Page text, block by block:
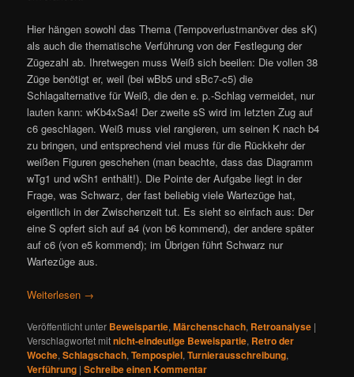
Hier hängen sowohl das Thema (Tempoverlustmanöver des sK)
als auch die thematische Verführung von der Festlegung der
Zügezahl ab. Ihretwegen muss Weiß sich beeilen: Die vollen 38
Züge benötigt er, weil (bei wBb5 und sBc7-c5) die
Schlagalternative für Weiß, die den e. p.-Schlag vermeidet, nur
lauten kann: wKb4xSa4! Der zweite sS wird im letzten Zug auf
c6 geschlagen. Weiß muss viel rangieren, um seinen K nach b4
zu bringen, und entsprechend viel muss für die Rückkehr der
weißen Figuren geschehen (man beachte, dass das Diagramm
wTg1 und wSh1 enthält!). Die Pointe der Aufgabe liegt in der
Frage, was Schwarz, der fast beliebig viele Wartezüge hat,
eigentlich in der Zwischenzeit tut. Es sieht so einfach aus: Der
eine S opfert sich auf a4 (von b6 kommend), der andere später
auf c6 (von e5 kommend); im Übrigen führt Schwarz nur
Wartezüge aus.
Weiterlesen →
Veröffentlicht unter Beweispartie,Märchenschach, Retroanalyse |
Verschlagwortet mitnicht-eindeutige Beweispartie, Retro der
Woche,Schlagschach,Tempospiel,Turnierausschreibung,
Verführung |Schreibe einen Kommentar